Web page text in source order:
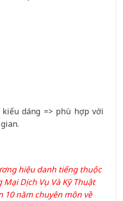
dáng => phù hợp với
hiệu danh tiếng thuộc
Mại Dịch Vụ Và Kỹ Thuật
10 năm chuyên môn về